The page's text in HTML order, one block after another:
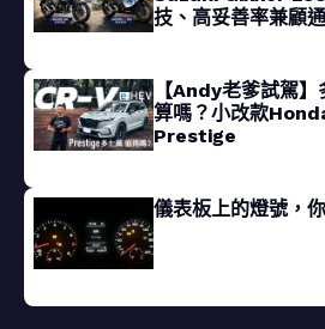
技、高妥善率兼顧
【Andy老爹試駕
算嗎？小改款
Prestige
儀表板上的燈號，